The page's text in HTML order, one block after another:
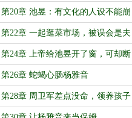
屁饭
第20章 池昱：有文化的人设不能崩
第22章 一起逛菜市场，被误会是夫
妻
第24章 上帝给池昱开了窗，可却断
了根
第26章 蛇蝎心肠杨雅音
第28章 周卫军差点没命，领养孩子